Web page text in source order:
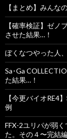
【まとめ】みんな
【確率検証】ゼノ
させた結果…！
ぼくなつやった人
Sa･Ga
た結果…！
【今更バイオRE4
例
FFX-2ユリパが弱
た。その４〜完結